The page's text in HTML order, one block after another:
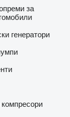
за
генератори